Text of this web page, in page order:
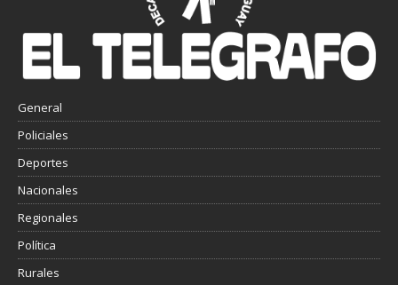
General
Policiales
Deportes
Nacionales
Regionales
Política
Rurales